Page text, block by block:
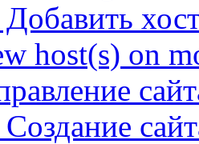
Добавить
host(s) on
Создание